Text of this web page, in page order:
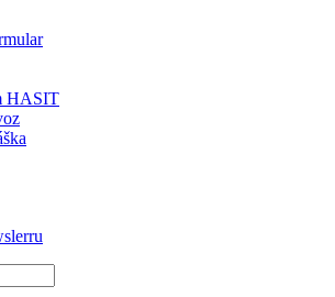
HASIT